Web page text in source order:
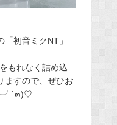
初音ミクNT」
もれなく詰め込
ますので、ぜひお
๓)♡